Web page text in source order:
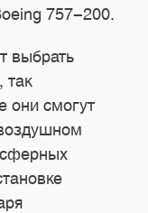
757-200.
выбрать
так
они смогут